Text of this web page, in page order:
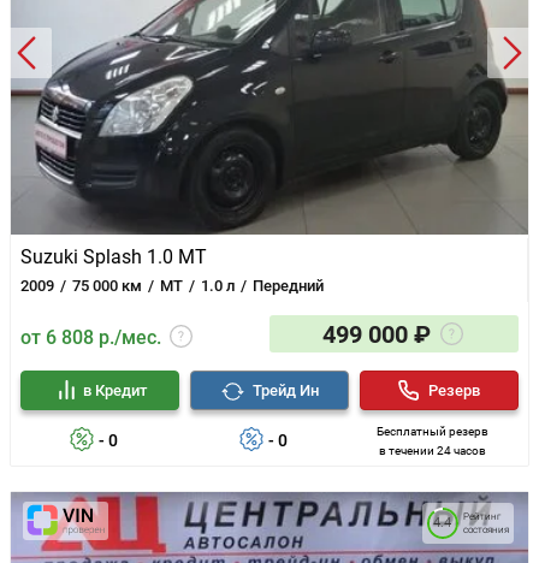
Suzuki Splash 1.0 MT
2009 75 000 км MT 1.0 л Передний
от 6 808 р./мес. 499 000 ₽
- 0
в Кредит
- 0
Трейд Ин
Бесплатный резерв
в течении 24 часов
Резерв
Рейтинг
состояния
4.4